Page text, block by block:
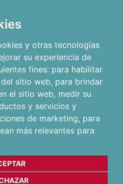
y otras tecnologías
su experiencia de
fines: para habilitar
sitio web, para brindar
el sitio web, medir su
y servicios y
de marketing, para
más relevantes para